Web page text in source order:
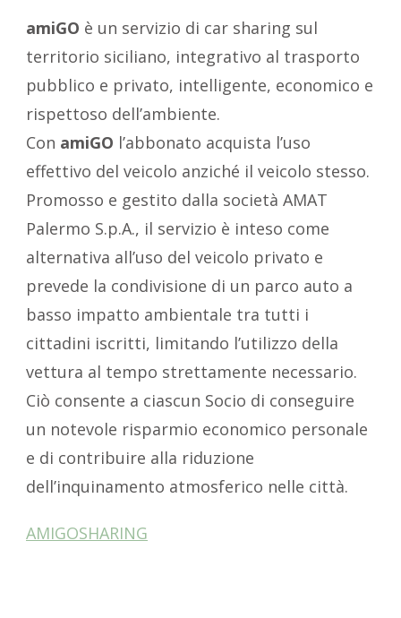
amiGO è un servizio di car sharing sul
territorio siciliano, integrativo al trasporto
pubblico e privato, intelligente, economico e
rispettoso dell’ambiente.
Con amiGO l’abbonato acquista l’uso
effettivo del veicolo anziché il veicolo stesso.
Promosso e gestito dalla società AMAT
Palermo S.p.A., il servizio è inteso come
alternativa all’uso del veicolo privato e
prevede la condivisione di un parco auto a
basso impatto ambientale tra tutti i
cittadini iscritti, limitando l’utilizzo della
vettura al tempo strettamente necessario.
Ciò consente a ciascun Socio di conseguire
un notevole risparmio economico personale
e di contribuire alla riduzione
dell’inquinamento atmosferico nelle città.
AMIGOSHARING